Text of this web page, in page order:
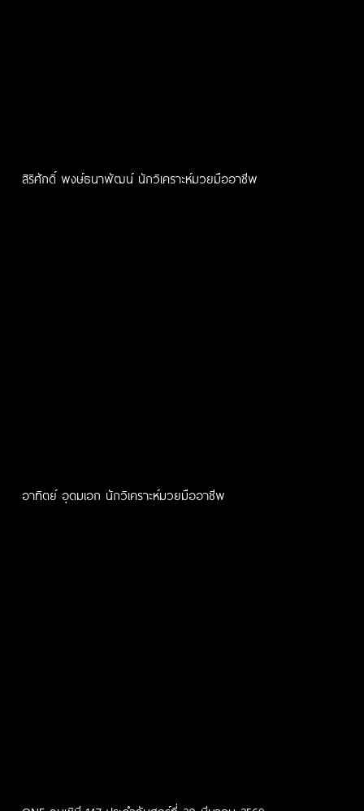
สิริศักดิ์ พงษ์ธนาพัฒน์ นักวิเคราะห์มวยมืออาชีพ
อาทิตย์ อุดมเอก นักวิเคราะห์มวยมืออาชีพ